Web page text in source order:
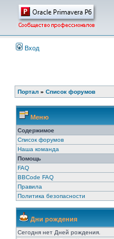
Вход
Портал » Список форумов
Меню
Содержимое
Список форумов
Наша команда
Помощь
FAQ
BBCode FAQ
Правила
Политика безопасности
Дни рождения
Сегодня нет Дней рождения.